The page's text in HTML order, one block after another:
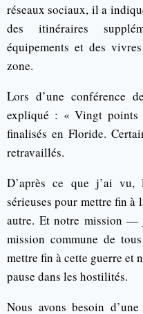
réseaux sociaux, il a
des itinéraires
équipements et des
zone.
Lors d’une conférence
expliqué : « Vingt points
finalisés en Floride.
retravaillés.
D’après ce que j’ai vu,
sérieuses pour mettre fin à
autre. Et notre mission —
mission commune de
mettre fin à cette guerre et
pause dans les hostilités.
Nous avons besoin